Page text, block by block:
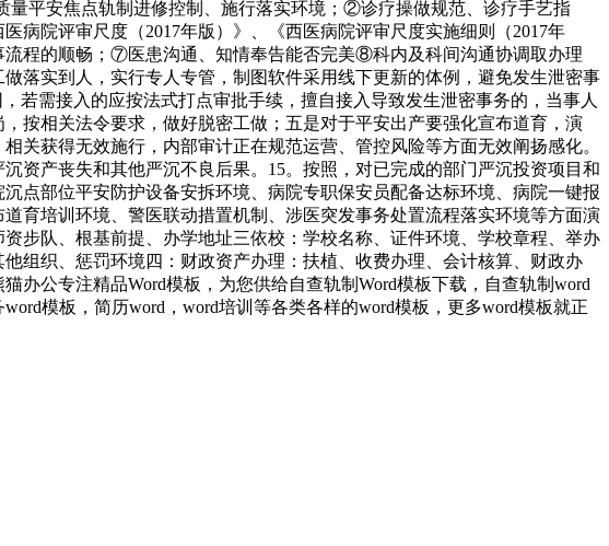
平安焦点轨制进修控制、施行落实环境；②诊疗操做规范、诊疗手艺指
院评审尺度（2017年版）》、《西医病院评审尺度实施细则（2017年
程的顺畅；⑦医患沟通、知情奉告能否完美⑧科内及科间沟通协调取办理
落实到人，实行专人专管，制图软件采用线下更新的体例，避免发生泄密事
若需接入的应按法式打点审批手续，擅自接入导致发生泄密事务的，当事人
按相关法令要求，做好脱密工做；五是对于平安出产要强化宣布道育，演
关获得无效施行，内部审计正在规范运营、管控风险等方面无效阐扬感化。
资产丧失和其他严沉不良后果。15。按照，对已完成的部门严沉投资项目和
点部位平安防护设备安拆环境、病院专职保安员配备达标环境、病院一键报
育培训环境、警医联动措置机制、涉医突发事务处置流程落实环境等方面演
步队、根基前提、办学地址三依校：学校名称、证件环境、学校章程、举办
组织、惩罚环境四：财政资产办理：扶植、收费办理、会计核算、财政办
办公专注精品Word模板，为您供给自查轨制Word模板下载，自查轨制word
模板，简历word，word培训等各类各样的word模板，更多word模板就正